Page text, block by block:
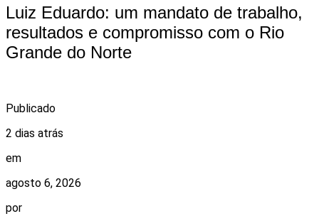
Luiz Eduardo: um mandato de trabalho,
resultados e compromisso com o Rio
Grande do Norte
Publicado
2 dias atrás
em
agosto 6, 2026
por